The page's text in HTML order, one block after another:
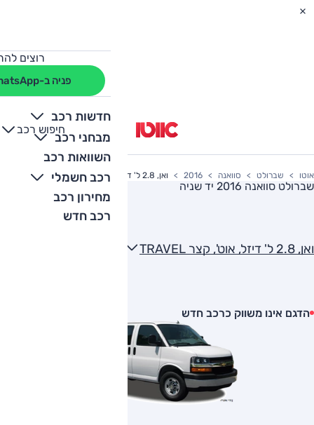
רוצים
פניה ב-WhatsApp
חדשות רכב
מבחני רכב
השוואות רכב
רכב חשמלי
מחירון רכב
רכב חדש
חיפוש רכב
+
-
אוטו שברולט סוואנה 2016 ואן, 2.8 ל' דיזל, אוט', קצר TRAVEL
שברולט סוואנה 2016 יד שניה
ואן, 2.8 ל' דיזל, אוט', קצר TRAVEL
הדגם אינו משווק כרכב חדש